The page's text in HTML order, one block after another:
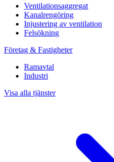
Ventilationsaggregat
Kanalrengöring
Injustering av ventilation
Felsökning
Företag & Fastigheter
Ramavtal
Industri
Visa alla tjänster